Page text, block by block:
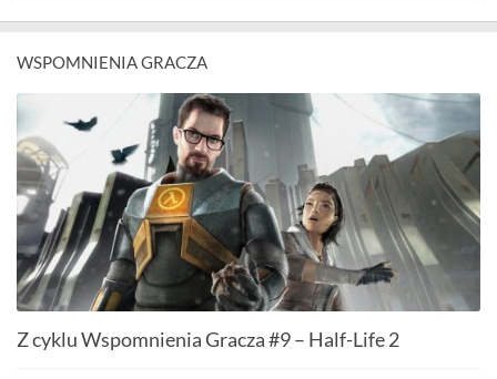
WSPOMNIENIA GRACZA
Z cyklu Wspomnienia Gracza #9 – Half-Life 2